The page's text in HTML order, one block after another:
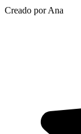
Creado por Ana